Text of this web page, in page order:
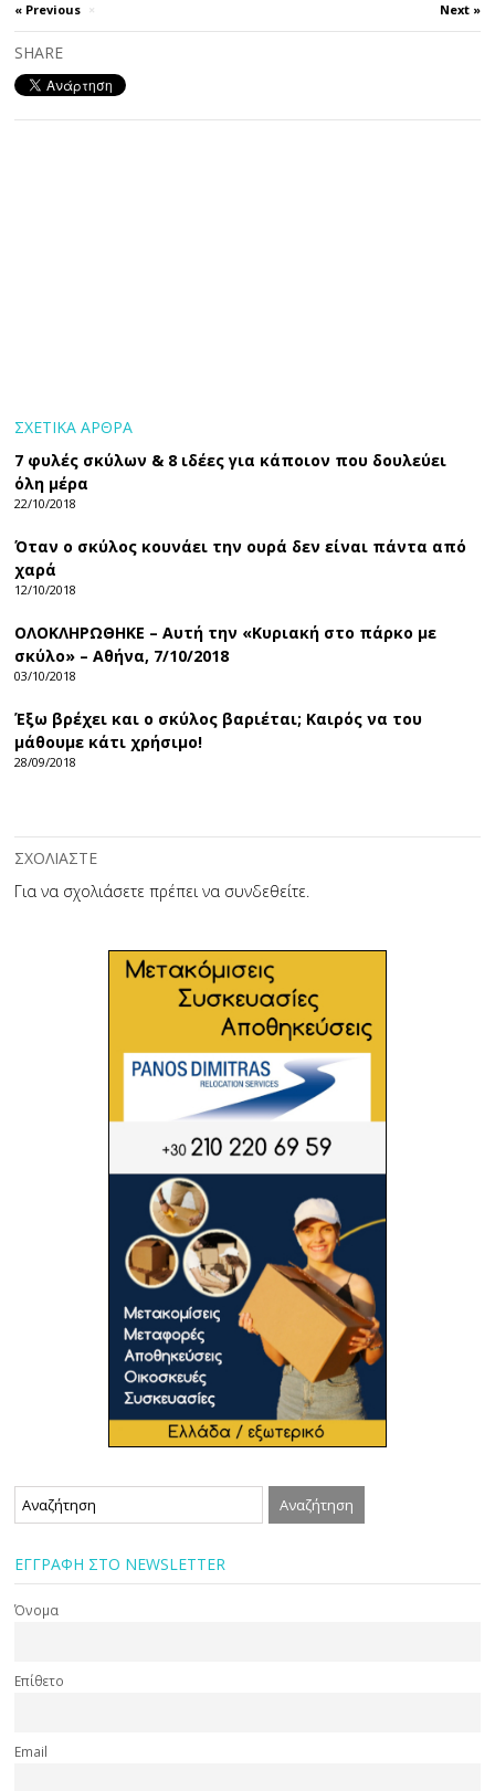
« Previous × Next »
SHARE
ΣΧΕΤΙΚΑ ΑΡΘΡΑ
7 φυλές σκύλων & 8 ιδέες για κάποιον που δουλεύει
όλη μέρα
22/10/2018
Όταν ο σκύλος κουνάει την ουρά δεν είναι πάντα από
χαρά
12/10/2018
ΟΛΟΚΛΗΡΩΘΗΚΕ – Αυτή την «Κυριακή στο πάρκο με
σκύλο» – Αθήνα, 7/10/2018
03/10/2018
Έξω βρέχει και ο σκύλος βαριέται; Καιρός να του
μάθουμε κάτι χρήσιμο!
28/09/2018
ΣΧΟΛΙΑΣΤΕ
Για να σχολιάσετε πρέπει να συνδεθείτε.
ΕΓΓΡΑΦΗ ΣΤΟ NEWSLETTER
Όνομα
Επίθετο
Email